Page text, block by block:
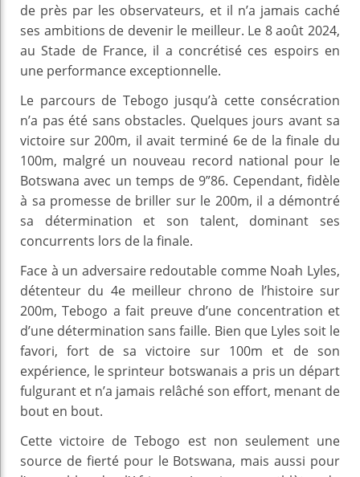
de près par les observateurs, et il n’a jamais caché
ses ambitions de devenir le meilleur. Le 8 août 2024,
au Stade de France, il a concrétisé ces espoirs en
une performance exceptionnelle.
Le parcours de Tebogo jusqu’à cette consécration
n’a pas été sans obstacles. Quelques jours avant sa
victoire sur 200m, il avait terminé 6e de la finale du
100m, malgré un nouveau record national pour le
Botswana avec un temps de 9”86. Cependant, fidèle
à sa promesse de briller sur le 200m, il a démontré
sa détermination et son talent, dominant ses
concurrents lors de la finale.
Face à un adversaire redoutable comme Noah Lyles,
détenteur du 4e meilleur chrono de l’histoire sur
200m, Tebogo a fait preuve d’une concentration et
d’une détermination sans faille. Bien que Lyles soit le
favori, fort de sa victoire sur 100m et de son
expérience, le sprinteur botswanais a pris un départ
fulgurant et n’a jamais relâché son effort, menant de
bout en bout.
Cette victoire de Tebogo est non seulement une
source de fierté pour le Botswana, mais aussi pour